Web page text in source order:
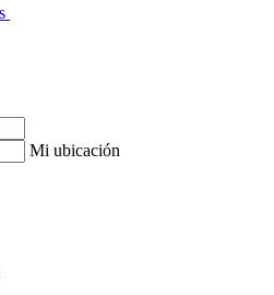
Mi ubicación